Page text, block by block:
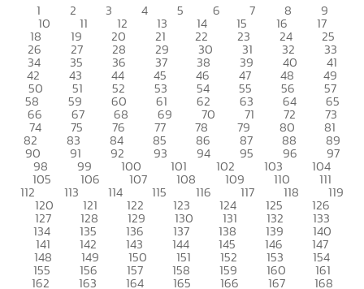
1 2 3 4 5 6 7 8 9
10 11 12 13 14 15 16 17
18 19 20 21 22 23 24 25
26 27 28 29 30 31 32 33
34 35 36 37 38 39 40 41
42 43 44 45 46 47 48 49
50 51 52 53 54 55 56 57
58 59 60 61 62 63 64 65
66 67 68 69 70 71 72 73
74 75 76 77 78 79 80 81
82 83 84 85 86 87 88 89
90 91 92 93 94 95 96 97
98 99 100 101 102 103 104
105 106 107 108 109 110 111
112 113 114 115 116 117 118 119
120 121 122 123 124 125 126
127 128 129 130 131 132 133
134 135 136 137 138 139 140
141 142 143 144 145 146 147
148 149 150 151 152 153 154
155 156 157 158 159 160 161
162 163 164 165 166 167 168